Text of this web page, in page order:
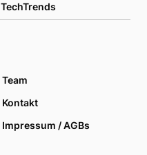
TechTrends
Team
Kontakt
Impressum / AGBs